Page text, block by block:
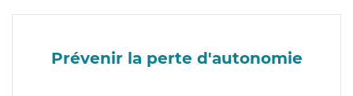
Prévenir la perte d'autonomie